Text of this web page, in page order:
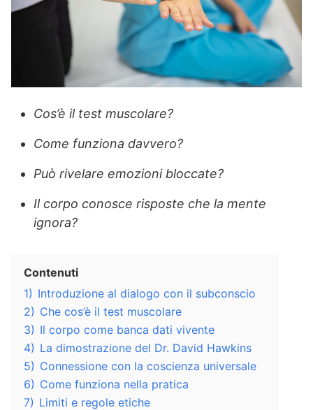
Cos’è il test muscolare?
Come funziona davvero?
Può rivelare emozioni bloccate?
Il corpo conosce risposte che la mente
ignora?
Contenuti
1) Introduzione al dialogo con il subconscio
2) Che cos’è il test muscolare
3) Il corpo come banca dati vivente
4) La dimostrazione del Dr. David Hawkins
5) Connessione con la coscienza universale
6) Come funziona nella pratica
7) Limiti e regole etiche